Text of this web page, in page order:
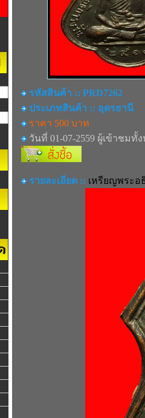
รหัสสินค้า :: PRD7262
ประเภทสินค้า :: อุดรธานี
ราคา 500 บาท
วันที่ 01-07-2559 ผู้เข้าชมทั้
รายละเอียด :: เหรียญพระอ